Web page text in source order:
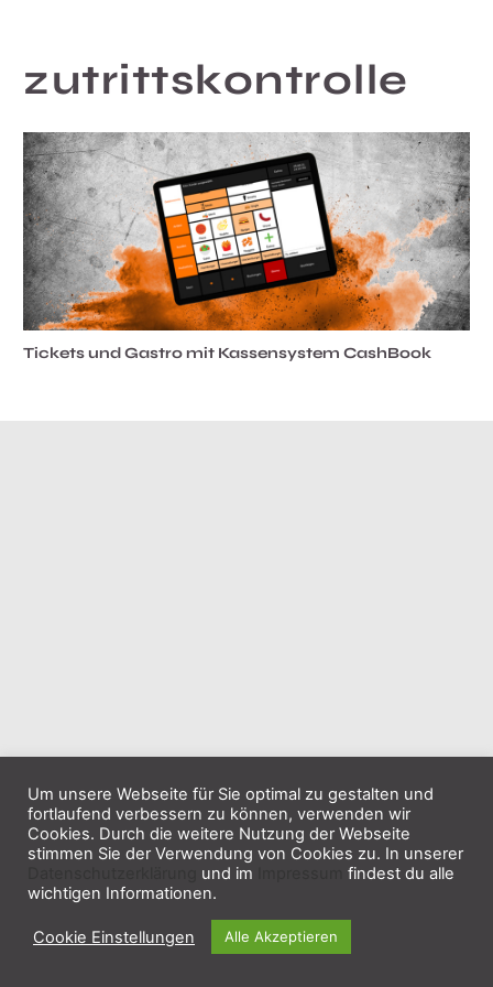
zutrittskontrolle
Tickets und Gastro mit Kassensystem CashBook
Um unsere Webseite für Sie optimal zu gestalten und
fortlaufend verbessern zu können, verwenden wir
Cookies. Durch die weitere Nutzung der Webseite
stimmen Sie der Verwendung von Cookies zu. In unserer
und im
findest du alle
wichtigen Informationen.
Cookie Einstellungen Alle Akzeptieren